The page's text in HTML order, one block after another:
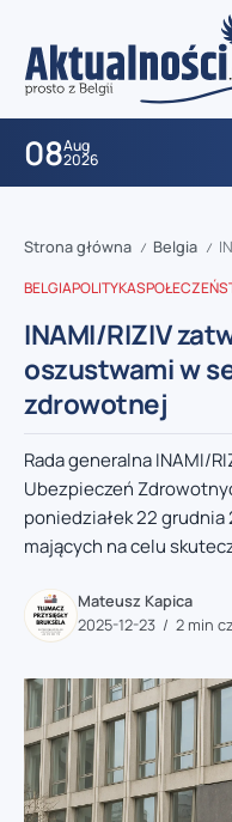
08Aug
2026
Strona główna / Belgia /
BELGIAPOLITYKA
INAMI/RIZIV
oszustwami w
zdrowotnej
Rada generalna INAMI/
Ubezpieczeń
poniedziałek 22 grudnia
mających na celu
Mateusz Kapica
2025-12-23
2 min